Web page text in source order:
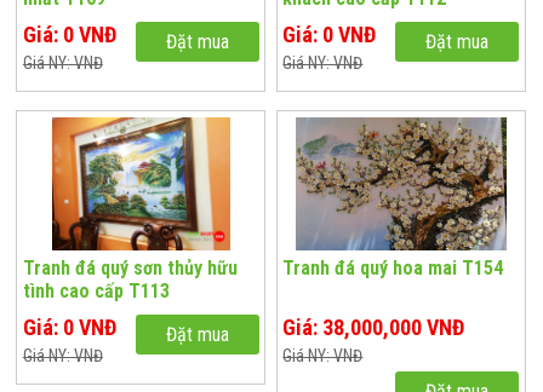
Giá: 0 VNĐ
Giá NY: VNĐ
Đặt mua Giá: 0 VNĐ
Giá NY: VNĐ
Đặt mua
Tranh đá quý sơn thủy hữu
tình cao cấp T113
Giá: 0 VNĐ
Giá NY: VNĐ
Đặt mua
Tranh đá quý hoa mai T154
Giá: 38,000,000 VNĐ
Giá NY: VNĐ